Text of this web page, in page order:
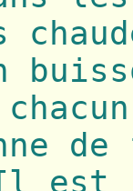
de
est